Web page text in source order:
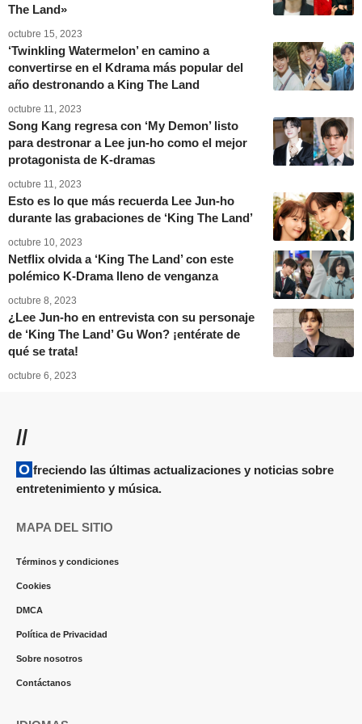
The Land»
octubre 15, 2023
‘Twinkling Watermelon’ en camino a
convertirse en el Kdrama más popular del
año destronando a King The Land
octubre 11, 2023
Song Kang regresa con ‘My Demon’ listo
para destronar a Lee jun-ho como el mejor
protagonista de K-dramas
octubre 11, 2023
Esto es lo que más recuerda Lee Jun-ho
durante las grabaciones de ‘King The Land’
octubre 10, 2023
Netflix olvida a ‘King The Land’ con este
polémico K-Drama lleno de venganza
octubre 8, 2023
¿Lee Jun-ho en entrevista con su personaje
de ‘King The Land’ Gu Won? ¡entérate de
qué se trata!
octubre 6, 2023
//
Ofreciendo las últimas actualizaciones y noticias sobre
entretenimiento y música.
MAPA DEL SITIO
Términos y condiciones
Cookies
DMCA
Política de Privacidad
Sobre nosotros
Contáctanos